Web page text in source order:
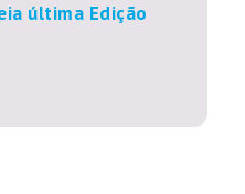
última Edição